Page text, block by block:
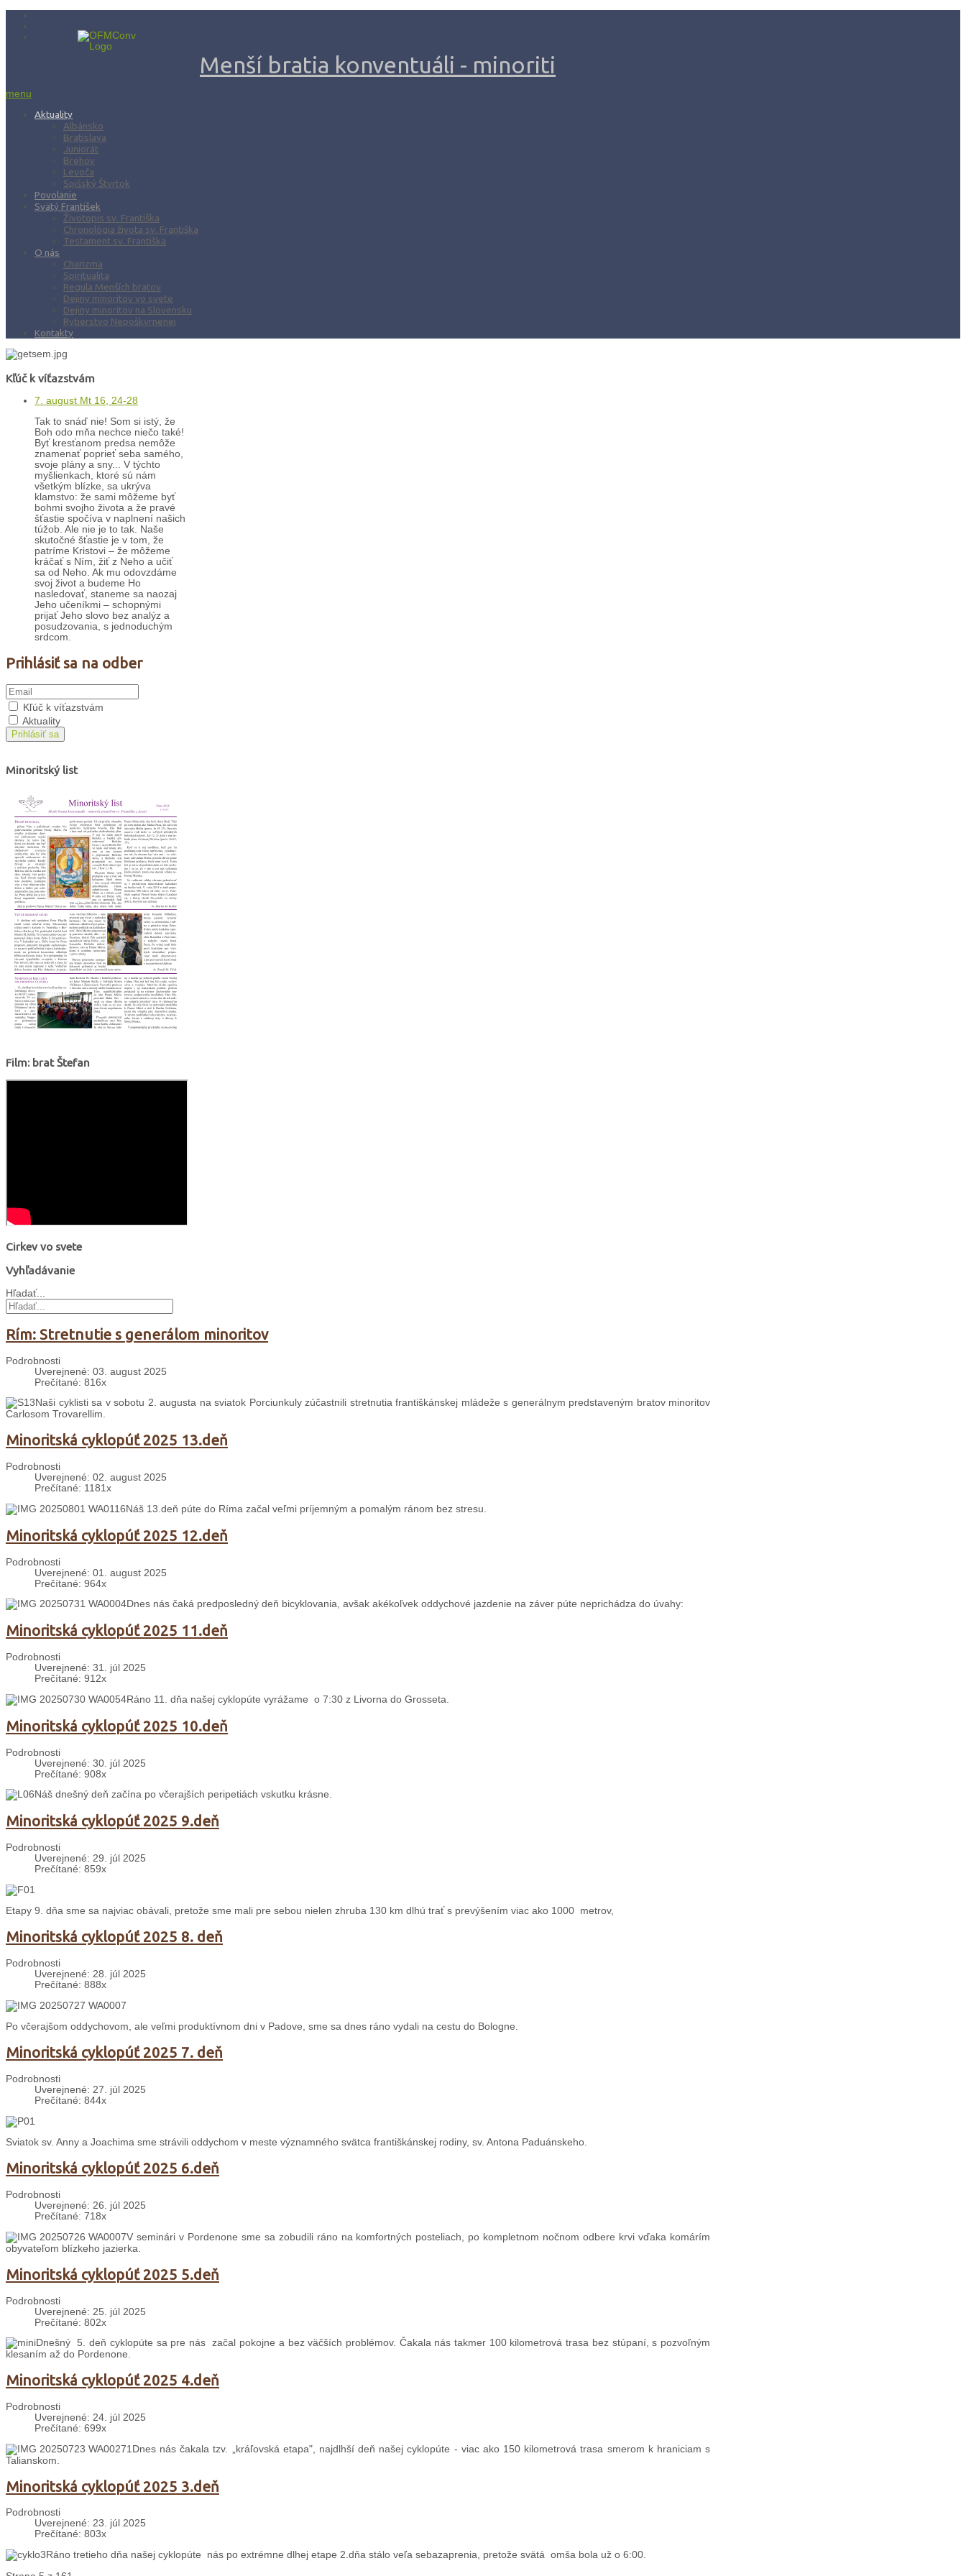
Menší bratia konventuáli - minoriti
menu
Aktuality
Albánsko
Bratislava
Juniorát
Brehov
Levoča
Spišský Štvrtok
Povolanie
Svätý František
Životopis sv. Františka
Chronológia života sv. Františka
Testament sv. Františka
O nás
Charizma
Spiritualita
Regula Menších bratov
Dejiny minoritov vo svete
Dejiny minoritov na Slovensku
Rytierstvo Nepoškvrnenej
Kontakty
Kľúč k víťazstvám
7. august Mt 16, 24-28
Tak to snáď nie! Som si istý, že
Boh odo mňa nechce niečo také!
Byť kresťanom predsa nemôže
znamenať poprieť seba samého,
svoje plány a sny... V týchto
myšlienkach, ktoré sú nám
všetkým blízke, sa ukrýva
klamstvo: že sami môžeme byť
bohmi svojho života a že pravé
šťastie spočíva v naplnení našich
túžob. Ale nie je to tak. Naše
skutočné šťastie je v tom, že
patríme Kristovi – že môžeme
kráčať s Ním, žiť z Neho a učiť
sa od Neho. Ak mu odovzdáme
svoj život a budeme Ho
nasledovať, staneme sa naozaj
Jeho učeníkmi – schopnými
prijať Jeho slovo bez analýz a
posudzovania, s jednoduchým
srdcom.
Prihlásiť sa na odber
Kľúč k víťazstvám
Aktuality
Prihlásiť sa
Minoritský list
Film: brat Štefan
Cirkev vo svete
Vyhľadávanie
Hľadať...
Rím: Stretnutie s generálom minoritov
Podrobnosti
Uverejnené: 03. august 2025
Prečítané: 816x
Naši cyklisti sa v sobotu 2. augusta na sviatok Porciunkuly zúčastnili stretnutia františkánskej mládeže s generálnym predstaveným bratov minoritov
Carlosom Trovarellim.
Minoritská cyklopúť 2025 13.deň
Podrobnosti
Uverejnené: 02. august 2025
Prečítané: 1181x
Náš 13.deň púte do Ríma začal veľmi príjemným a pomalým ránom bez stresu.
Minoritská cyklopúť 2025 12.deň
Podrobnosti
Uverejnené: 01. august 2025
Prečítané: 964x
Dnes nás čaká predposledný deň bicyklovania, avšak akékoľvek oddychové jazdenie na záver púte neprichádza do úvahy:
Minoritská cyklopúť 2025 11.deň
Podrobnosti
Uverejnené: 31. júl 2025
Prečítané: 912x
Ráno 11. dňa našej cyklopúte vyrážame o 7:30 z Livorna do Grosseta.
Minoritská cyklopúť 2025 10.deň
Podrobnosti
Uverejnené: 30. júl 2025
Prečítané: 908x
Náš dnešný deň začína po včerajších peripetiách vskutku krásne.
Minoritská cyklopúť 2025 9.deň
Podrobnosti
Uverejnené: 29. júl 2025
Prečítané: 859x
Etapy 9. dňa sme sa najviac obávali, pretože sme mali pre sebou nielen zhruba 130 km dlhú trať s prevýšením viac ako 1000 metrov,
Minoritská cyklopúť 2025 8. deň
Podrobnosti
Uverejnené: 28. júl 2025
Prečítané: 888x
Po včerajšom oddychovom, ale veľmi produktívnom dni v Padove, sme sa dnes ráno vydali na cestu do Bologne.
Minoritská cyklopúť 2025 7. deň
Podrobnosti
Uverejnené: 27. júl 2025
Prečítané: 844x
Sviatok sv. Anny a Joachima sme strávili oddychom v meste významného svätca františkánskej rodiny, sv. Antona Paduánskeho.
Minoritská cyklopúť 2025 6.deň
Podrobnosti
Uverejnené: 26. júl 2025
Prečítané: 718x
V seminári v Pordenone sme sa zobudili ráno na komfortných posteliach, po kompletnom nočnom odbere krvi vďaka komárím
obyvateľom blízkeho jazierka.
Minoritská cyklopúť 2025 5.deň
Podrobnosti
Uverejnené: 25. júl 2025
Prečítané: 802x
Dnešný 5. deň cyklopúte sa pre nás začal pokojne a bez väčších problémov. Čakala nás takmer 100 kilometrová trasa bez stúpaní, s pozvoľným
klesaním až do Pordenone.
Minoritská cyklopúť 2025 4.deň
Podrobnosti
Uverejnené: 24. júl 2025
Prečítané: 699x
Dnes nás čakala tzv. „kráľovská etapa", najdlhší deň našej cyklopúte - viac ako 150 kilometrová trasa smerom k hraniciam s
Talianskom.
Minoritská cyklopúť 2025 3.deň
Podrobnosti
Uverejnené: 23. júl 2025
Prečítané: 803x
Ráno tretieho dňa našej cyklopúte nás po extrémne dlhej etape 2.dňa stálo veľa sebazaprenia, pretože svätá omša bola už o 6:00.